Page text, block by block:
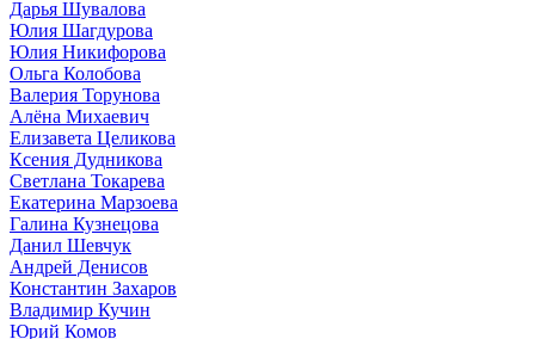
Дарья Шувалова
Юлия Шагдурова
Юлия Никифорова
Ольга Колобова
Валерия Торунова
Алёна Михаевич
Елизавета Целикова
Ксения Дудникова
Светлана Токарева
Екатерина Марзоева
Галина Кузнецова
Данил Шевчук
Андрей Денисов
Константин Захаров
Владимир Кучин
Юрий Комов